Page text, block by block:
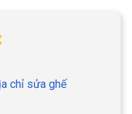
chỉ sửa ghế